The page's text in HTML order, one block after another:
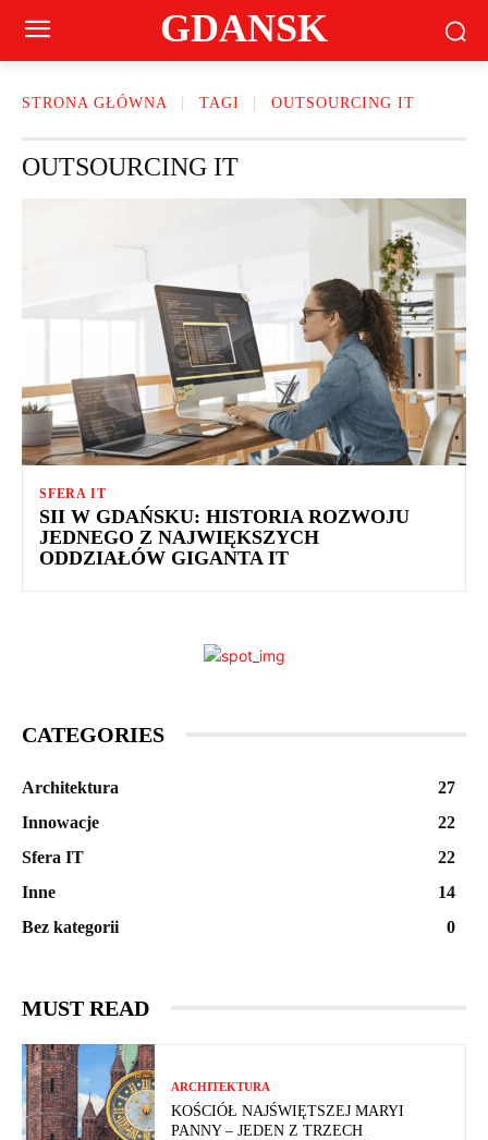
GDANSK
STRONA GŁÓWNA TAGI OUTSOURCING IT
OUTSOURCING IT
SFERA IT
SII W GDAŃSKU: HISTORIA ROZWOJU
JEDNEGO Z NAJWIĘKSZYCH
ODDZIAŁÓW GIGANTA IT
CATEGORIES
Architektura
27
Innowacje
22
Sfera IT
22
Inne
14
Bez kategorii
0
MUST READ
ARCHITEKTURA
KOŚCIÓŁ NAJŚWIĘTSZEJ MARYI
PANNY – JEDEN Z TRZECH